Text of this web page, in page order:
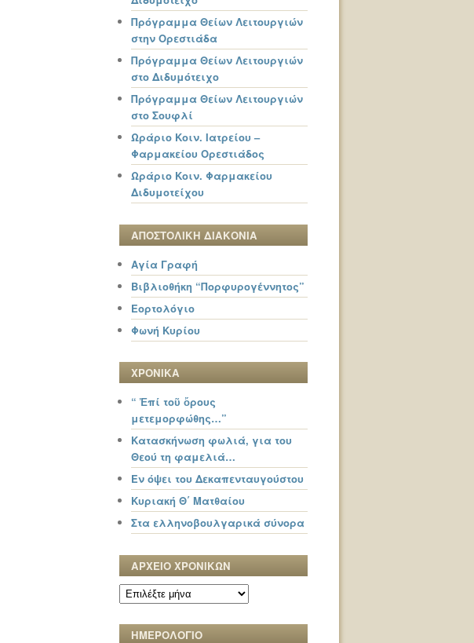
Πρόγραμμα Θείων Λειτουργιών
στην Ορεστιάδα
Πρόγραμμα Θείων Λειτουργιών
στο Διδυμότειχο
Πρόγραμμα Θείων Λειτουργιών
στο Σουφλί
Ωράριο Κοιν. Ιατρείου –
Φαρμακείου Ορεστιάδος
Ωράριο Κοιν. Φαρμακείου
Διδυμοτείχου
ΑΠΟΣΤΟΛΙΚΗ ΔΙΑΚΟΝΙΑ
Αγία Γραφή
Βιβλιοθήκη “Πορφυρογέννητος”
Εορτολόγιο
Φωνή Κυρίου
ΧΡΟΝΙΚΑ
“ Ἐπί τοῦ ὄρους
μετεμορφώθης…”
Κατασκήνωση φωλιά, για του
Θεού τη φαμελιά…
Εν όψει του Δεκαπενταυγούστου
Κυριακή Θ΄ Ματθαίου
Στα ελληνοβουλγαρικά σύνορα
ΑΡΧΕΙΟ ΧΡΟΝΙΚΩΝ
ΑΡΧΕΙΟ
ΧΡΟΝΙΚΩΝ
ΗΜΕΡΟΛΟΓΙΟ